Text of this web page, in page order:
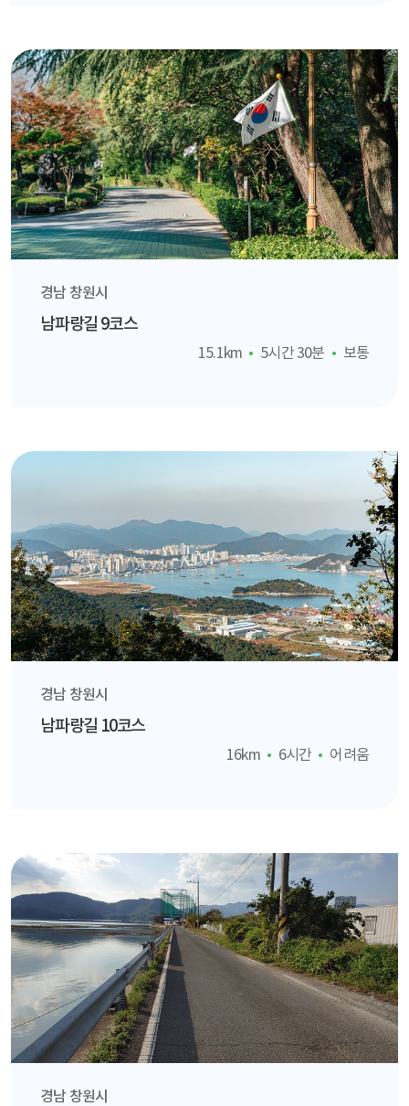
경남 창원시
남파랑길 9코스
15.1km 5시간 30분 보통
경남 창원시
남파랑길 10코스
16km 6시간 어려움
경남 창원시